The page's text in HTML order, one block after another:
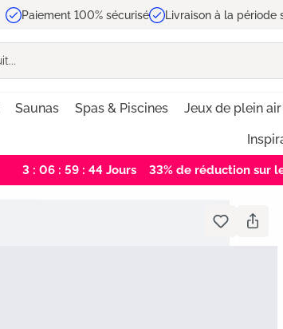
Paiement 100% sécurisé Livraison à la période
Saunas Spas & Piscines Jeux de plein air
3 : 06 : 59 : 43 Jours 33% de réduction sur